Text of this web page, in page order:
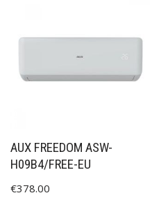
AUX FREEDOM ASW-
H09B4/FREE-EU
€378.00